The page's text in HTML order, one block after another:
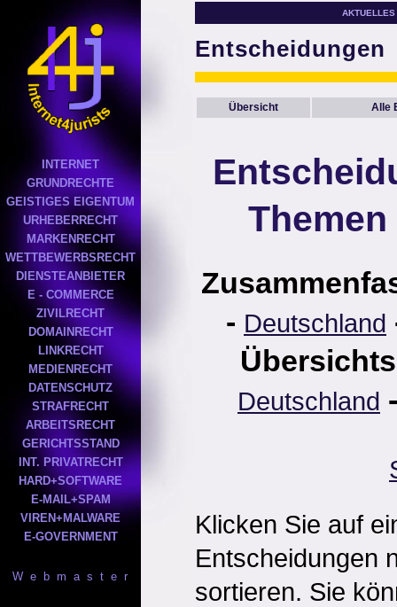
INTERNET
GRUNDRECHTE
GEISTIGES EIGENTUM
URHEBERRECHT
MARKENRECHT
WETTBEWERBSRECHT
DIENSTEANBIETER
E - COMMERCE
ZIVILRECHT
DOMAINRECHT
LINKRECHT
MEDIENRECHT
DATENSCHUTZ
STRAFRECHT
ARBEITSRECHT
GERICHTSSTAND
INT. PRIVATRECHT
HARD+SOFTWARE
E-MAIL+SPAM
VIREN+MALWARE
E-GOVERNMENT
W e b m a s t e r
AKTUELLES
Entscheidungen
Übersicht Alle
- Deutschland
Deutschland
Klicken Sie auf
Entscheidungen
sortieren. Sie